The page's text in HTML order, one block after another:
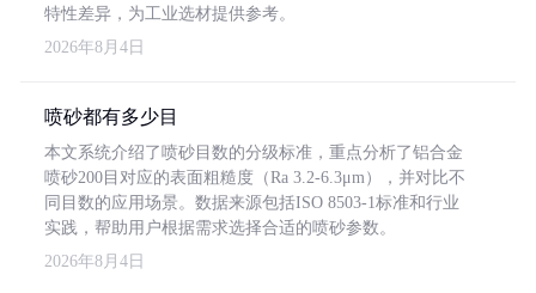
特性差异，为工业选材提供参考。
2026年8月4日
喷砂都有多少目
本文系统介绍了喷砂目数的分级标准，重点分析了铝合金
喷砂200目对应的表面粗糙度（Ra 3.2-6.3μm），并对比不
同目数的应用场景。数据来源包括ISO 8503-1标准和行业
实践，帮助用户根据需求选择合适的喷砂参数。
2026年8月4日